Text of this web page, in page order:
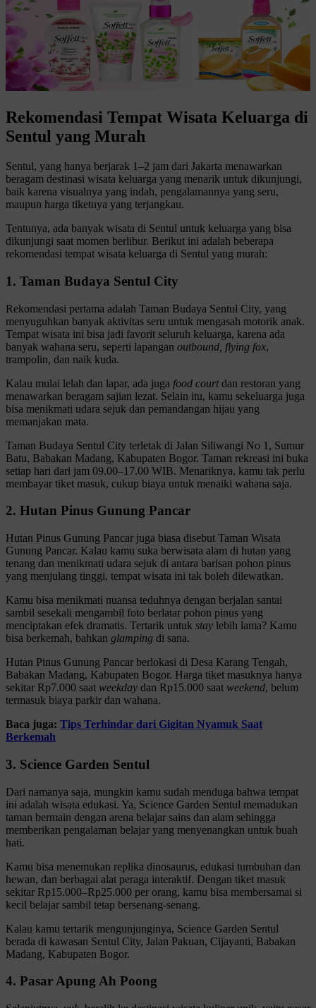
Rekomendasi Tempat Wisata Keluarga di
Sentul yang Murah
Sentul, yang hanya berjarak 1–2 jam dari Jakarta menawarkan
beragam destinasi wisata keluarga yang menarik untuk dikunjungi,
baik karena visualnya yang indah, pengalamannya yang seru,
maupun harga tiketnya yang terjangkau.
Tentunya, ada banyak wisata di Sentul untuk keluarga yang bisa
dikunjungi saat momen berlibur. Berikut ini adalah beberapa
rekomendasi tempat wisata keluarga di Sentul yang murah:
1. Taman Budaya Sentul City
Rekomendasi pertama adalah Taman Budaya Sentul City, yang
menyuguhkan banyak aktivitas seru untuk mengasah motorik anak.
Tempat wisata ini bisa jadi favorit seluruh keluarga, karena ada
banyak wahana seru, seperti lapangan outbound, flying fox,
trampolin, dan naik kuda.
Kalau mulai lelah dan lapar, ada juga food courtdan restoran yang
menawarkan beragam sajian lezat. Selain itu, kamu sekeluarga juga
bisa menikmati udara sejuk dan pemandangan hijau yang
memanjakan mata.
Taman Budaya Sentul City terletak di Jalan Siliwangi No 1, Sumur
Batu, Babakan Madang, Kabupaten Bogor. Taman rekreasi ini buka
setiap hari dari jam 09.00–17.00 WIB. Menariknya, kamu tak perlu
membayar tiket masuk, cukup biaya untuk menaiki wahana saja.
2. Hutan Pinus Gunung Pancar
Hutan Pinus Gunung Pancar juga biasa disebut Taman Wisata
Gunung Pancar. Kalau kamu suka berwisata alam di hutan yang
tenang dan menikmati udara sejuk di antara barisan pohon pinus
yang menjulang tinggi, tempat wisata ini tak boleh dilewatkan.
Kamu bisa menikmati nuansa teduhnya dengan berjalan santai
sambil sesekali mengambil foto berlatar pohon pinus yang
menciptakan efek dramatis. Tertarik untuk stay lebih lama? Kamu
bisa berkemah, bahkan glamping di sana.
Hutan Pinus Gunung Pancar berlokasi di Desa Karang Tengah,
Babakan Madang, Kabupaten Bogor. Harga tiket masuknya hanya
sekitar Rp7.000 saat weekday dan Rp15.000 saat weekend, belum
termasuk biaya parkir dan wahana.
Baca juga: Tips Terhindar dari Gigitan Nyamuk Saat
Berkemah
3. Science Garden Sentul
Dari namanya saja, mungkin kamu sudah menduga bahwa tempat
ini adalah wisata edukasi. Ya, Science Garden Sentul memadukan
taman bermain dengan arena belajar sains dan alam sehingga
memberikan pengalaman belajar yang menyenangkan untuk buah
hati.
Kamu bisa menemukan replika dinosaurus, edukasi tumbuhan dan
hewan, dan berbagai alat peraga interaktif. Dengan tiket masuk
sekitar Rp15.000–Rp25.000 per orang, kamu bisa membersamai si
kecil belajar sambil tetap bersenang-senang.
Kalau kamu tertarik mengunjunginya, Science Garden Sentul
berada di kawasan Sentul City, Jalan Pakuan, Cijayanti, Babakan
Madang, Kabupaten Bogor.
4. Pasar Apung Ah Poong